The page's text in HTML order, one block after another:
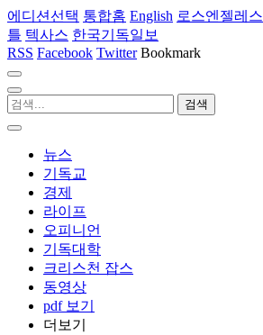
에디션선택 통합홈 English 로스엔젤레스
틀 텍사스 한국기독일보
RSS Facebook Twitter Bookmark
뉴스
기독교
경제
라이프
오피니언
기독대학
크리스천 잡스
동영상
pdf 보기
더보기